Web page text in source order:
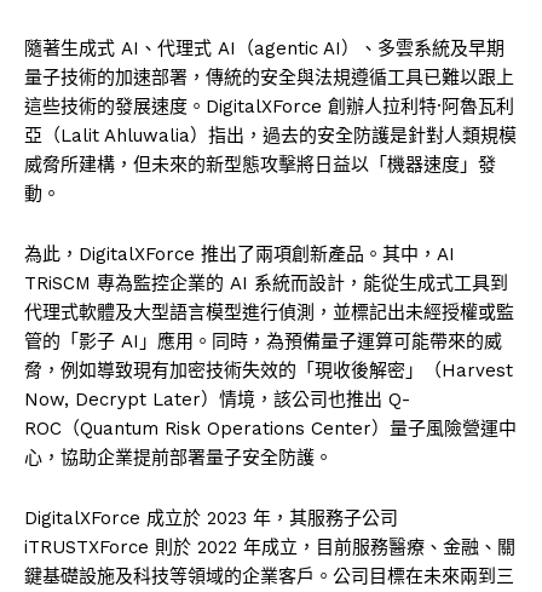
隨著生成式 AI、代理式 AI（agentic AI）、多雲系統及早期
量子技術的加速部署，傳統的安全與法規遵循工具已難以跟上
這些技術的發展速度。DigitalXForce 創辦人拉利特·阿魯瓦利
亞（Lalit Ahluwalia）指出，過去的安全防護是針對人類規模
威脅所建構，但未來的新型態攻擊將日益以「機器速度」發
動。
為此，DigitalXForce 推出了兩項創新產品。其中，AI
TRiSCM 專為監控企業的 AI 系統而設計，能從生成式工具到
代理式軟體及大型語言模型進行偵測，並標記出未經授權或監
管的「影子 AI」應用。同時，為預備量子運算可能帶來的威
脅，例如導致現有加密技術失效的「現收後解密」（Harvest
Now, Decrypt Later）情境，該公司也推出 Q-
ROC（Quantum Risk Operations Center）量子風險營運中
心，協助企業提前部署量子安全防護。
DigitalXForce 成立於 2023 年，其服務子公司
iTRUSTXForce 則於 2022 年成立，目前服務醫療、金融、關
鍵基礎設施及科技等領域的企業客戶。公司目標在未來兩到三